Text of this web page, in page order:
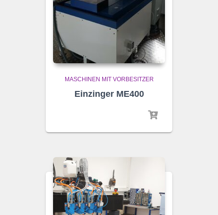
MASCHINEN MIT VORBESITZER
Einzinger ME400